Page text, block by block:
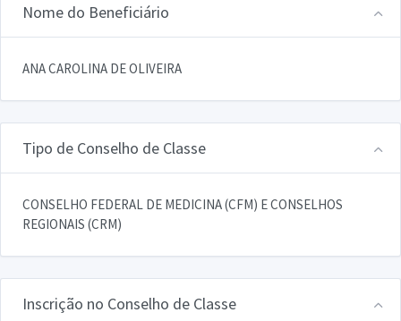
Nome do Beneficiário
ANA CAROLINA DE OLIVEIRA
Tipo de Conselho de Classe
CONSELHO FEDERAL DE MEDICINA (CFM) E CONSELHOS
REGIONAIS (CRM)
Inscrição no Conselho de Classe